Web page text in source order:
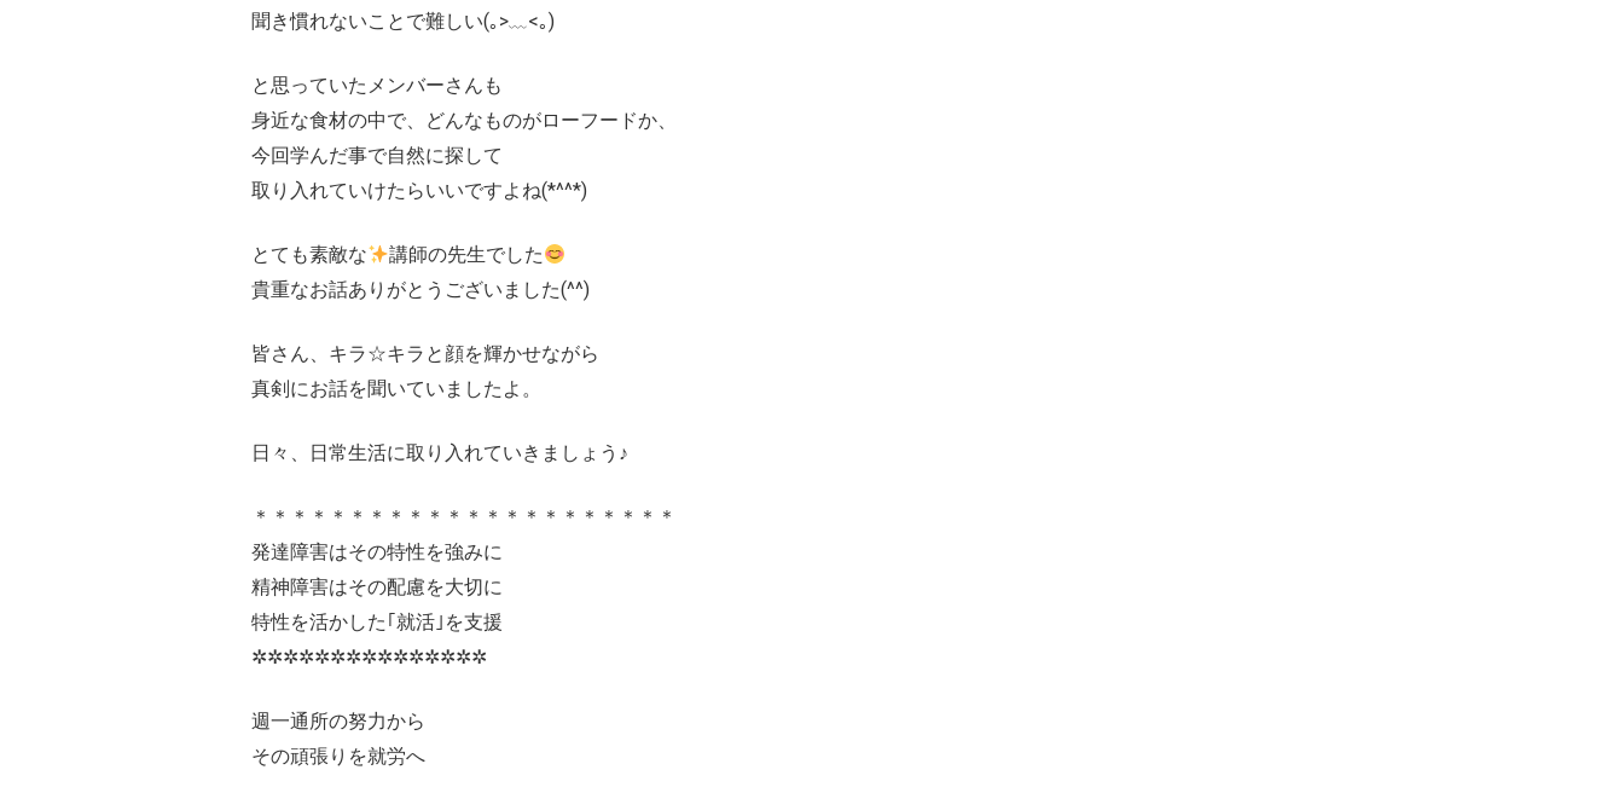
聞き慣れないことで難しい(｡>﹏<｡)
と思っていたメンバーさんも
身近な食材の中で、どんなものがローフードか、
今回学んだ事で自然に探して
取り入れていけたらいいですよね(*^^*)
とても素敵な
講師の先生でした
貴重なお話ありがとうございました(^^)
皆さん、キラ☆キラと顔を輝かせながら
真剣にお話を聞いていましたよ。
日々、日常生活に取り入れていきましょう♪
＊＊＊＊＊＊＊＊＊＊＊＊＊＊＊＊＊＊＊＊＊＊
発達障害はその特性を強みに
精神障害はその配慮を大切に
特性を活かした｢就活｣を支援
✲✲✲✲✲✲✲✲✲✲✲✲✲✲✲
週一通所の努力から
その頑張りを就労へ